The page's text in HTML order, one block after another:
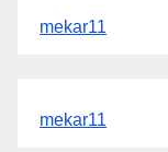
mekar11
mekar11